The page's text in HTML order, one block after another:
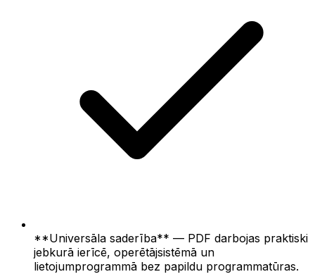
**Universāla saderība** — PDF darbojas praktiski
jebkurā ierīcē, operētājsistēmā un
lietojumprogrammā bez papildu programmatūras.